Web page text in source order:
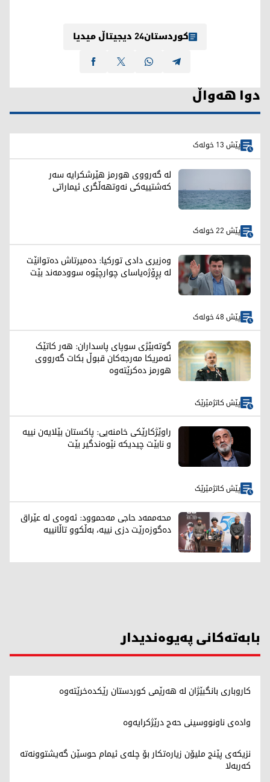
کوردستان24 دیجیتاڵ میدیا
دوا هەواڵ
پێش 13 خولەک
لە گەرووی هورمز هێرشکرایە سەر
کەشتییەکی نەوتهەڵگری ئیماراتی
پێش 22 خولەک
وەزیری دادی تورکیا: دەمیرتاش دەتوانێت
لە پڕۆژەیاسای چوارچێوە سوودمەند بێت
پێش 48 خولەک
گوتەبێژی سوپای پاسداران: هەر کاتێک
ئەمریکا مەرجەکان قبوڵ بکات گەرووی
هورمز دەکرێتەوە
پێش کاتژمێرێک
راوێژکارێکی خامنەیی: پاکستان بێلایەن نییە
و نابێت چیدیکە نێوەندگیر بێت
پێش کاتژمێرێک
محەممەد حاجی مەحموود: ئەوەی لە عێراق
دەگوزەرێت دزی نییە، بەڵکوو تاڵانییە
بابەتەکانی پەیوەندیدار
کاروباری بانگبێژان لە هەرێمی کوردستان رێکدەخرێتەوە
وادەی ناونووسینی حەج درێژکرایەوە
نزیکەی پێنج ملیۆن زیارەتکار بۆ چلەی ئیمام حوسێن گەیشتوونەتە
کەربەلا